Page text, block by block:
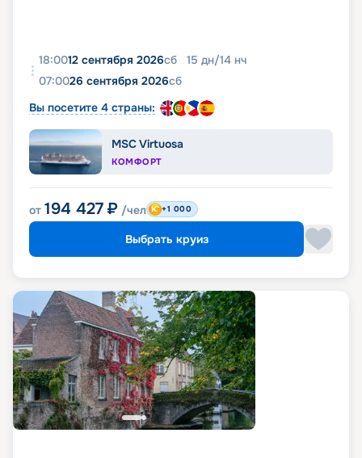
18:0012 сентября 2026сб 15 дн/14 нч
07:0026 сентября 2026сб
Вы посетите 4 страны:
MSC Virtuosa
КОМФОРТ
от 194 427 ₽ /чел +1 000
Выбрать круиз